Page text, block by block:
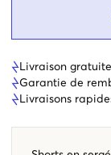
Livraison
Garantie de
Livraisons